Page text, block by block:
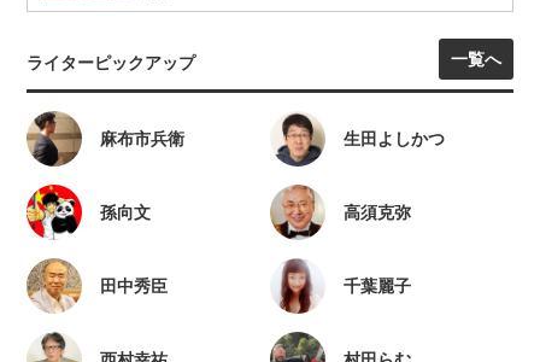
ライターピックアップ 一覧へ
麻布市兵衛 生田よしかつ
孫向文 高須克弥
田中秀臣 千葉麗子